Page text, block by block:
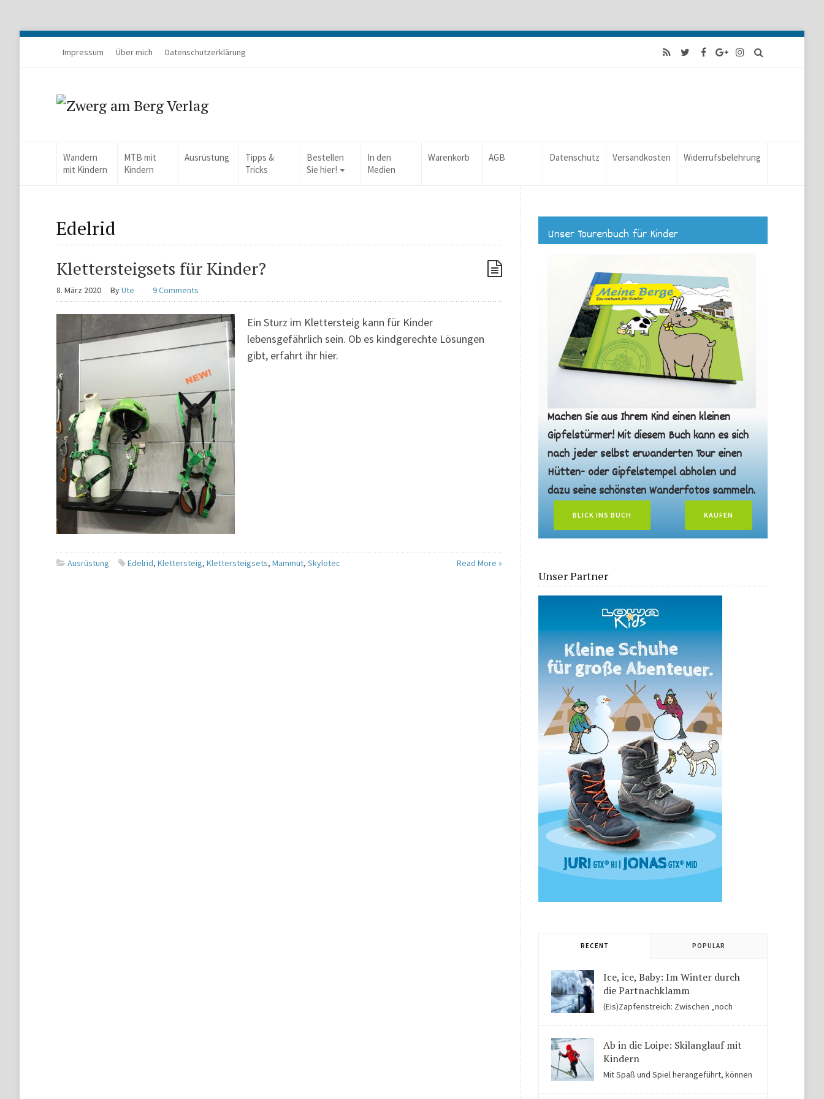
Impressum Über mich Datenschutzerklärung
Wandern
mit Kindern
MTB mit
Kindern
Ausrüstung
Tipps &
Tricks
Bestellen
Sie hier!
In den
Medien
Warenkorb AGB Datenschutz Versandkosten Widerrufsbelehrung
Edelrid
Klettersteigsets für Kinder?
8. März 2020 ByUte 9 Comments
Ein Sturz im Klettersteig kann für Kinder
lebensgefährlich sein. Ob es kindgerechte Lösungen
gibt, erfahrt ihr hier.
Read More »
Ausrüstung Edelrid, Klettersteig, Klettersteigsets, Mammut, Skylotec
Unser Tourenbuch für Kinder
Machen Sie aus Ihrem Kind einen kleinen
Gipfelstürmer! Mit diesem Buch kann es sich
nach jeder selbst erwanderten Tour einen
Hütten- oder Gipfelstempel abholen und
dazu seine schönsten Wanderfotos sammeln.
BLICK INS BUCH KAUFEN
Unser Partner
RECENT POPULAR
Ice, ice, Baby: Im Winter durch
die Partnachklamm
(Eis)Zapfenstreich: Zwischen „noch
Ab in die Loipe: Skilanglauf mit
Kindern
Mit Spaß und Spiel herangeführt, können